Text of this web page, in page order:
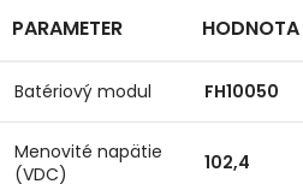
PARAMETER HODNOTA
Batériový modul FH10050
Menovité napätie
(VDC)
102,4